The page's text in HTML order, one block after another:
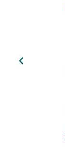
Previous